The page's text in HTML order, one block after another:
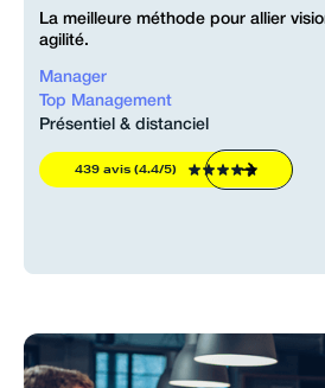
La meilleure méthode pour allier
agilité.
Manager
Top Management
Présentiel & distanciel
439 avis (4.4/5)